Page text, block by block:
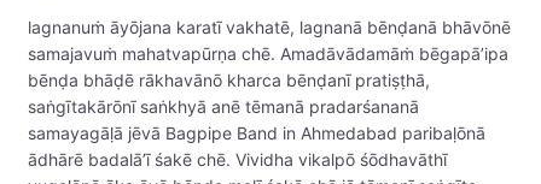
lagnanuṁ āyōjana karatī vakhatē, lagnanā bēnḍanā bhāvōnē
samajavuṁ mahatvapūrṇa chē. Amadāvādamāṁ bēgapā’ipa
bēnḍa bhāḍē rākhavānō kharca bēnḍanī pratiṣṭhā,
saṅgītakārōnī saṅkhyā anē tēmanā pradarśananā
samayagāḷā jēvā Bagpipe Band in Ahmedabad paribaḷōnā
ādhārē badalā’ī śakē chē. Vividha vikalpō śōdhavāthī